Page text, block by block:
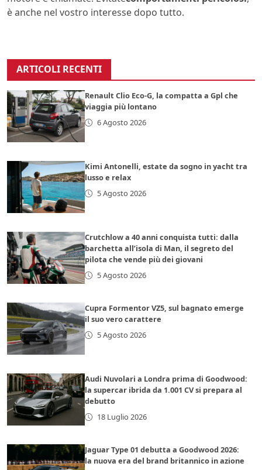
è anche nel vostro interesse dopo tutto.
ARTICOLI RECENTI
Renault Clio Eco-G, la compatta a Gpl che
viaggia più lontano
6 Agosto 2026
Kimi Antonelli, estate da sogno in yacht tra
lusso e relax
5 Agosto 2026
Crutchlow a 40 anni conquista tutti: dalla
barchetta all’isola di Man, il segreto del
pilota che vende più dei giovani
5 Agosto 2026
Cupra Formentor VZ5, sul bagnato emerge
il suo vero carattere
5 Agosto 2026
Audi Nuvolari a Londra prima di Goodwood:
la supercar ibrida da 1.001 CV si prepara al
debutto
18 Luglio 2026
Jaguar Type 01 debutta a Goodwood 2026:
la nuova era del brand britannico in azione